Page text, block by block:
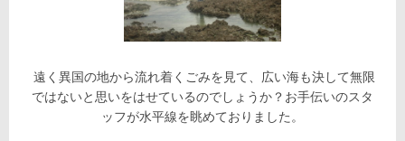
遠く異国の地から流れ着くごみを見て、広い海も決して無限
ではないと思いをはせているのでしょうか？お手伝いのスタ
ッフが水平線を眺めておりました。